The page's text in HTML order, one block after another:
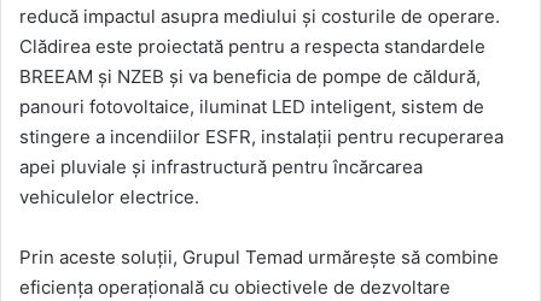
reducă impactul asupra mediului și costurile de operare.
Clădirea este proiectată pentru a respecta standardele
BREEAM și NZEB și va beneficia de pompe de căldură,
panouri fotovoltaice, iluminat LED inteligent, sistem de
stingere a incendiilor ESFR, instalații pentru recuperarea
apei pluviale și infrastructură pentru încărcarea
vehiculelor electrice.
Prin aceste soluții, Grupul Temad urmărește să combine
eficiența operațională cu obiectivele de dezvoltare